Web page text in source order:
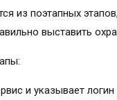
из поэтапных
выставить
и указывает